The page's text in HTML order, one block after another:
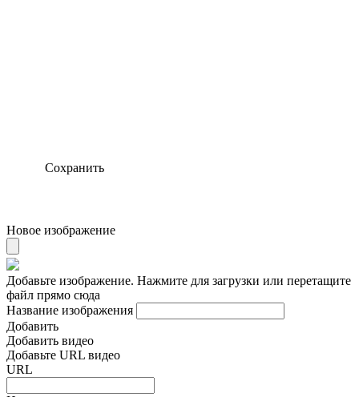
Сохранить
Новое изображение
Добавьте изображение. Нажмите для загрузки или перетащите
файл прямо сюда
Название изображения
Добавить
Добавить видео
Добавьте URL видео
URL